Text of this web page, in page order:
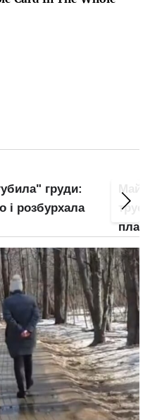
груди:
і розбурхала